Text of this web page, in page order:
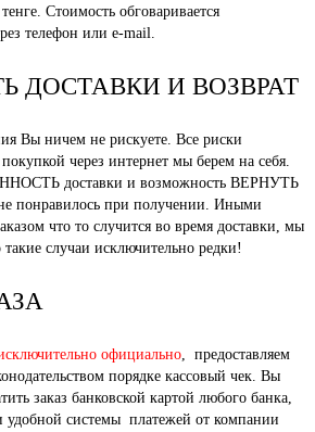
Стоимость обговаривается
телефон или e-mail.
ДОСТАВКИ И ВОЗВРАТ
Вы ничем не рискуете. Все риски
через интернет мы берем на себя.
доставки и возможность ВЕРНУТЬ
понравилось при получении. Иными
что то случится во время доставки, мы
случаи исключительно редки!
официально, предоставляем
порядке кассовый чек. Вы
заказ банковской картой любого банка,
системы платежей от компании